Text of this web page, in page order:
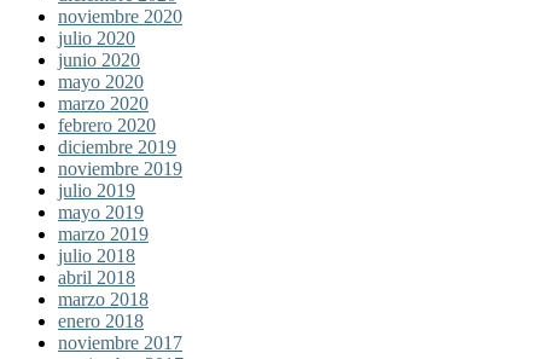
noviembre 2020
julio 2020
junio 2020
mayo 2020
marzo 2020
febrero 2020
diciembre 2019
noviembre 2019
julio 2019
mayo 2019
marzo 2019
julio 2018
abril 2018
marzo 2018
enero 2018
noviembre 2017